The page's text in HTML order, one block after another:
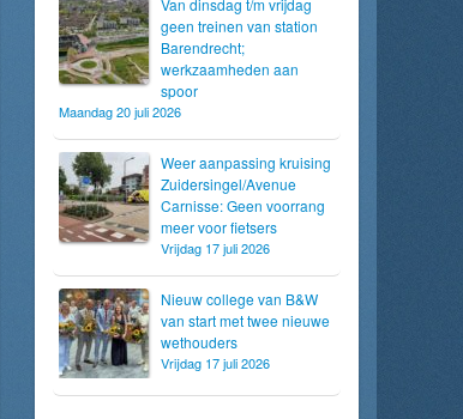
Van dinsdag t/m vrijdag
geen treinen van station
Barendrecht;
werkzaamheden aan
spoor
Maandag 20 juli 2026
Weer aanpassing kruising
Zuidersingel/Avenue
Carnisse: Geen voorrang
meer voor fietsers
Vrijdag 17 juli 2026
Nieuw college van B&W
van start met twee nieuwe
wethouders
Vrijdag 17 juli 2026